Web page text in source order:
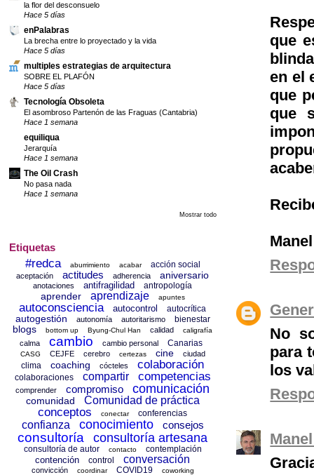
que
en el
que
que
Manel
No
para
los
la flor del desconsuelo
Hace 5 días
enPalabras
La brecha entre lo proyectado y la vida
Hace 5 días
multiples estrategias de arquitectura
SOBRE EL PLAFÓN
Hace 5 días
Tecnología Obsoleta
El asombroso Partenón de las Fraguas (Cantabria)
Hace 1 semana
equiliqua
Jerarquía
Hace 1 semana
The Oil Crash
No pasa nada
Hace 1 semana
Mostrar todo
Etiquetas
#redca aburrimiento acabar acción social
aceptación actitudes adherencia aniversario
anotaciones antifragilidad antropología
aprender aprendizaje apuntes
autoconsciencia autocontrol autocrítica
autogestión autonomía autoritarismo bienestar
blogs bottom up Byung-Chul Han calidad caligrafía
calma cambio cambio personal Canarias
CASG CEJFE cerebro certezas cine ciudad
clima coaching cócteles colaboración
colaboraciones compartir competencias
comprender compromiso comunicación
comunidad Comunidad de práctica
conceptos conectar conferencias
confianza conocimiento consejos
consultoría consultoría artesana
consultoría de autor contacto contemplación
contención control conversación
convicción coordinar COVID19 coworking